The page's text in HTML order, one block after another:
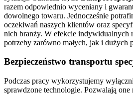
razem odpowiednio wyceniany i
dowolnego towaru. Jednocześnie
oczekiwań naszych klientów oraz
nich branży. W efekcie indywidualnych
potrzeby zarówno małych, jak i dużych
Bezpieczeństwo transportu
Podczas pracy wykorzystujemy
sprawdzone technologie. Pozwalają one